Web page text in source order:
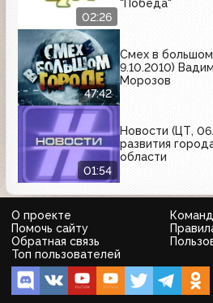
02:26
"Победа"
47:42
Смех в
9.10.2010)
Морозов
01:54
Новости (ЦТ,
развития
области
О проекте
Помочь сайту
Обратная связь
Топ пользователей